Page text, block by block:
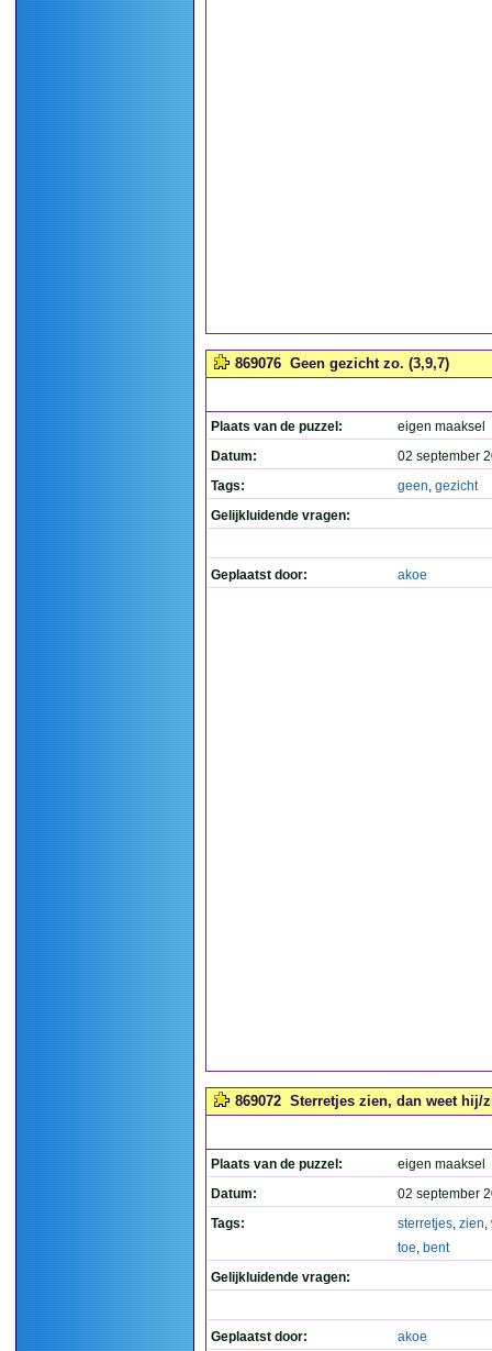
869076 Geen gezicht zo. (3,9,7)
Plaats van de puzzel:
eigen maaksel
Datum:
02 september
Tags:
geen, gezicht
Gelijkluidende vragen:
Geplaatst door: akoe
869072 Sterretjes zien, dan weet hij/
Plaats van de puzzel:
eigen maaksel
Datum:
02 september
Tags:
sterretjes, zien,
toe, bent
Gelijkluidende vragen:
Geplaatst door: akoe